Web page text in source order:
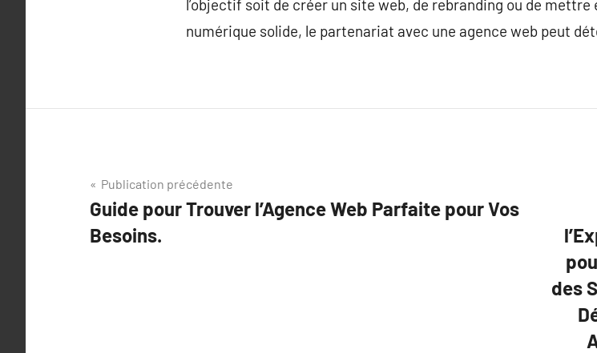
l’objectif soit de créer un site web, de rebranding ou de
numérique solide, le partenariat avec une agence web peut
Navigation
de
l’article
Publication précédente
Guide pour Trouver l’Agence Web Parfaite pour Vos
Besoins.
des